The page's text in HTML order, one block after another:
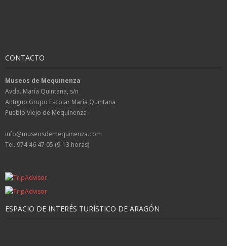
CONTACTO
Museos de Mequinenza
Avda. María Quintana, s/n
Antiguo Grupo Escolar María Quintana
Pueblo Viejo de Mequinenza
info@museosdemequinenza.com
Tel. 974 46 47 05 (9-13 horas)
ESPACIO DE INTERÉS TURÍSTICO DE ARAGÓN